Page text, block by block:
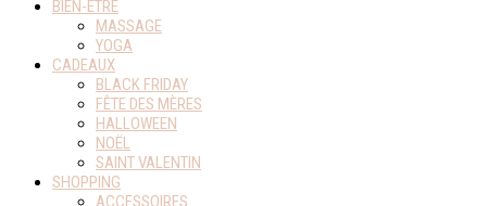
BIEN-ÊTRE
MASSAGE
YOGA
CADEAUX
BLACK FRIDAY
FÊTE DES MÈRES
HALLOWEEN
NOËL
SAINT VALENTIN
SHOPPING
ACCESSOIRES